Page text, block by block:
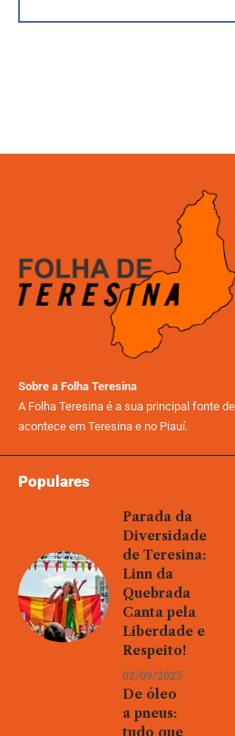
Sobre a Folha Teresina
A Folha Teresina é a sua principal fonte
acontece em Teresina e no Piauí.
Populares
Parada da
Diversidade
de Teresina:
Linn da
Quebrada
Canta pela
Liberdade e
Respeito!
02/09/2025
De óleo
a pneus:
tudo que